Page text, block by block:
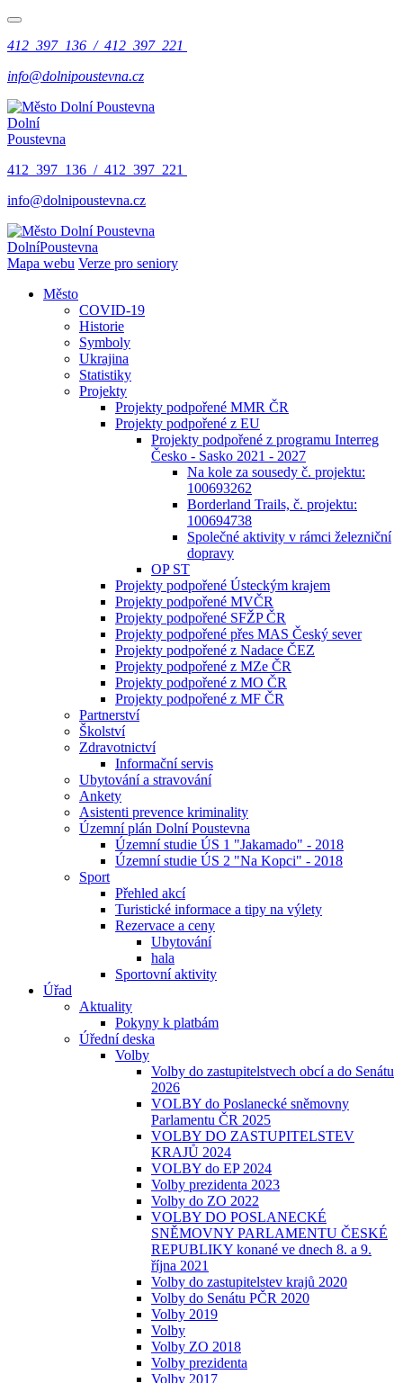
412 397 136 / 412 397 221
info@dolnipoustevna.cz
Dolní
Poustevna
412 397 136 / 412 397 221
info@dolnipoustevna.cz
DolníPoustevna
Mapa webu Verze pro seniory
Město
COVID-19
Historie
Symboly
Ukrajina
Statistiky
Projekty
Projekty podpořené MMR ČR
Projekty podpořené z EU
Projekty podpořené z programu Interreg
Česko - Sasko 2021 - 2027
Na kole za sousedy č. projektu:
100693262
Borderland Trails, č. projektu:
100694738
Společné aktivity v rámci železniční
dopravy
OP ST
Projekty podpořené Ústeckým krajem
Projekty podpořené MVČR
Projekty podpořené SFŽP ČR
Projekty podpořené přes MAS Český sever
Projekty podpořené z Nadace ČEZ
Projekty podpořené z MZe ČR
Projekty podpořené z MO ČR
Projekty podpořené z MF ČR
Partnerství
Školství
Zdravotnictví
Informační servis
Ubytování a stravování
Ankety
Asistenti prevence kriminality
Územní plán Dolní Poustevna
Územní studie ÚS 1 "Jakamado" - 2018
Územní studie ÚS 2 "Na Kopci" - 2018
Sport
Přehled akcí
Turistické informace a tipy na výlety
Rezervace a ceny
Ubytování
hala
Sportovní aktivity
Úřad
Aktuality
Pokyny k platbám
Úřední deska
Volby
Volby do zastupitelstvech obcí a do Senátu
2026
VOLBY do Poslanecké sněmovny
Parlamentu ČR 2025
VOLBY DO ZASTUPITELSTEV
KRAJŮ 2024
VOLBY do EP 2024
Volby prezidenta 2023
Volby do ZO 2022
VOLBY DO POSLANECKÉ
SNĚMOVNY PARLAMENTU ČESKÉ
REPUBLIKY konané ve dnech 8. a 9.
října 2021
Volby do zastupitelstev krajů 2020
Volby do Senátu PČR 2020
Volby 2019
Volby
Volby ZO 2018
Volby prezidenta
Volby 2017